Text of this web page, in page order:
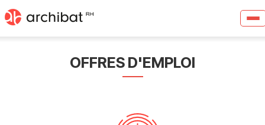
OFFRES D'EMPLOI